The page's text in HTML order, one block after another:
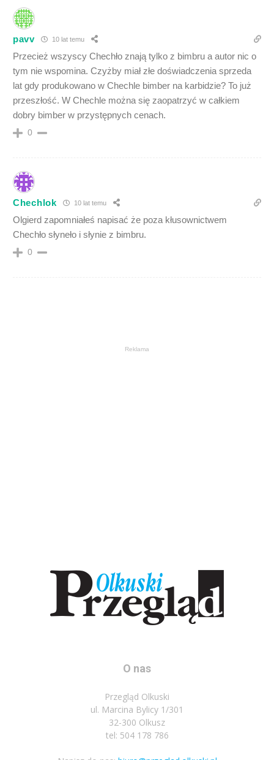
pavv 10 lat temu
Przecież wszyscy Chechło znają tylko z bimbru a autor nic o
tym nie wspomina. Czyżby miał złe doświadczenia sprzeda
lat gdy produkowano w Chechle bimber na karbidzie? To już
przeszłość. W Chechle można się zaopatrzyć w całkiem
dobry bimber w przystępnych cenach.
0
Chechlok 10 lat temu
Olgierd zapomniałeś napisać że poza kłusownictwem
Chechło słyneło i słynie z bimbru.
0
Reklama
O nas
Przegląd Olkuski
ul. Marcina Bylicy 1/301
32-300 Olkusz
tel: 504 178 786